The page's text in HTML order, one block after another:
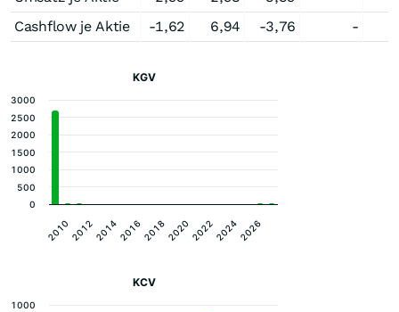
Cashflow je Aktie
-1,62 6,94 -3,76 -
KGV
201020122014201620182020202220242026
0
500
1000
1500
2000
2500
3000
KCV
1000